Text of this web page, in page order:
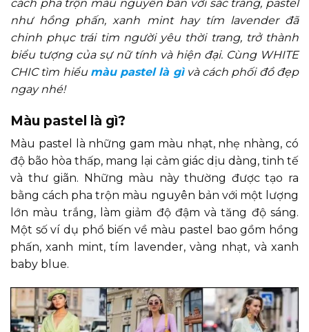
cách pha trộn màu nguyên bản với sắc trắng, pastel
như hồng phấn, xanh mint hay tím lavender đã
chinh phục trái tim người yêu thời trang, trở thành
biểu tượng của sự nữ tính và hiện đại. Cùng WHITE
CHIC tìm hiểu màu pastel là gìvà cách phối đồ đẹp
ngay nhé!
Màu pastel là gì?
Màu pastel là những gam màu nhạt, nhẹ nhàng, có
độ bão hòa thấp, mang lại cảm giác dịu dàng, tinh tế
và thư giãn. Những màu này thường được tạo ra
bằng cách pha trộn màu nguyên bản với một lượng
lớn màu trắng, làm giảm độ đậm và tăng độ sáng.
Một số ví dụ phổ biến về màu pastel bao gồm hồng
phấn, xanh mint, tím lavender, vàng nhạt, và xanh
baby blue.